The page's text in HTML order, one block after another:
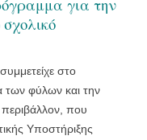
για την
στο
των φύλων και την
που
Υποστήριξης